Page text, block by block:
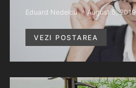
Eduard Nedelcu August 5, 2019
VEZI POSTAREA